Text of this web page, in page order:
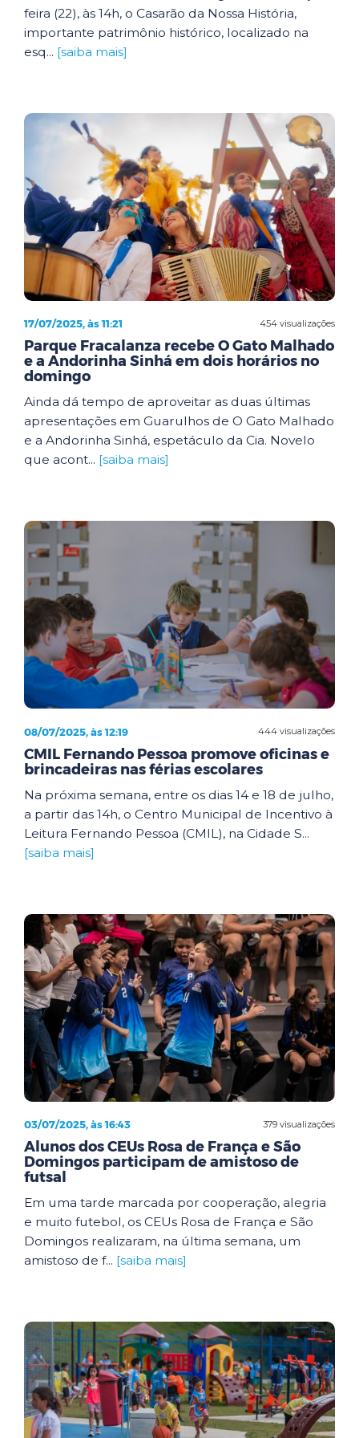
feira (22), às 14h, o Casarão da Nossa História,
importante patrimônio histórico, localizado na
esq... [saiba mais]
454 visualizações
17/07/2025, às 11:21
Parque Fracalanza recebe O Gato Malhado
e a Andorinha Sinhá em dois horários no
domingo
Ainda dá tempo de aproveitar as duas últimas
apresentações em Guarulhos de O Gato Malhado
e a Andorinha Sinhá, espetáculo da Cia. Novelo
que acont... [saiba mais]
444 visualizações
08/07/2025, às 12:19
CMIL Fernando Pessoa promove oficinas e
brincadeiras nas férias escolares
Na próxima semana, entre os dias 14 e 18 de julho,
a partir das 14h, o Centro Municipal de Incentivo à
Leitura Fernando Pessoa (CMIL), na Cidade S...
[saiba mais]
379 visualizações
03/07/2025, às 16:43
Alunos dos CEUs Rosa de França e São
Domingos participam de amistoso de
futsal
Em uma tarde marcada por cooperação, alegria
e muito futebol, os CEUs Rosa de França e São
Domingos realizaram, na última semana, um
amistoso de f... [saiba mais]